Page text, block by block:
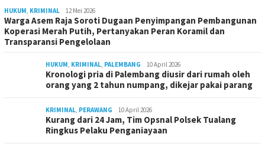
HUKUM, KRIMINAL 12 Mei 2026
Warga Asem Raja Soroti Dugaan Penyimpangan Pembangunan
Koperasi Merah Putih, Pertanyakan Peran Koramil dan
Transparansi Pengelolaan
HUKUM, KRIMINAL, PALEMBANG 10 April 2026
Kronologi pria di Palembang diusir dari rumah oleh
orang yang 2 tahun numpang, dikejar pakai parang
KRIMINAL, PERAWANG 10 April 2026
Kurang dari 24 Jam, Tim Opsnal Polsek Tualang
Ringkus Pelaku Penganiayaan